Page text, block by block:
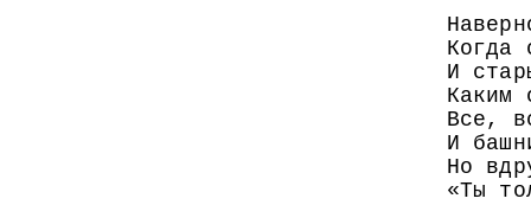
Когда
И
Каким
Все,
И
Но
«Ты